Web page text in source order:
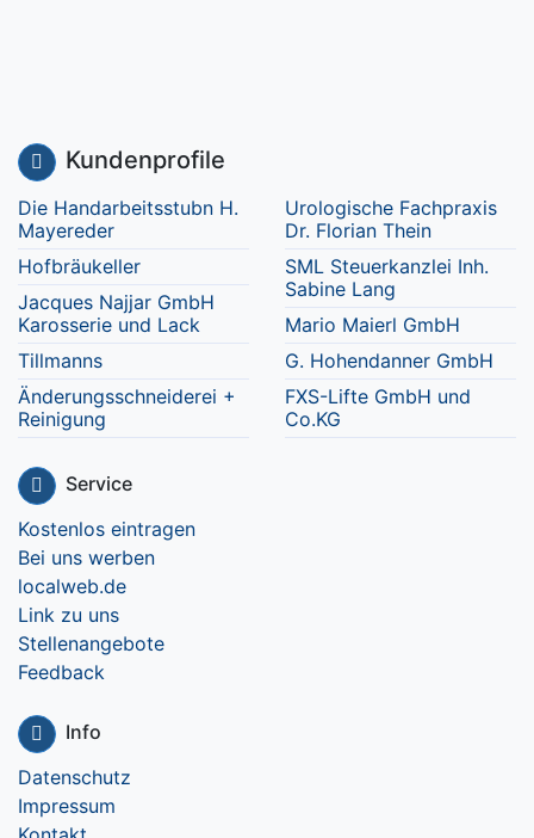
Kundenprofile
Die Handarbeitsstubn H.
Mayereder
Hofbräukeller
Jacques Najjar GmbH
Karosserie und Lack
Tillmanns
Änderungsschneiderei +
Reinigung
Urologische Fachpraxis
Dr. Florian Thein
SML Steuerkanzlei Inh.
Sabine Lang
Mario Maierl GmbH
G. Hohendanner GmbH
FXS-Lifte GmbH und
Co.KG
Service
Kostenlos eintragen
Bei uns werben
localweb.de
Link zu uns
Stellenangebote
Feedback
Info
Datenschutz
Impressum